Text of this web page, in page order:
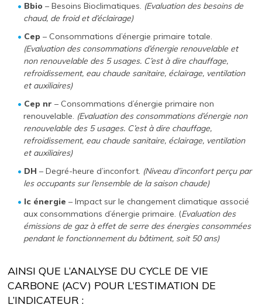
Bbio – Besoins Bioclimatiques. (Evaluation des besoins de
chaud, de froid et d’éclairage)
Cep – Consommations d’énergie primaire totale.
(Evaluation des consommations d’énergie renouvelable et
non renouvelable des 5 usages. C’est à dire chauffage,
refroidissement, eau chaude sanitaire, éclairage, ventilation
et auxiliaires)
Cep nr – Consommations d’énergie primaire non
renouvelable. (Evaluation des consommations d’énergie non
renouvelable des 5 usages. C’est à dire chauffage,
refroidissement, eau chaude sanitaire, éclairage, ventilation
et auxiliaires)
DH – Degré-heure d’inconfort. (Niveau d’inconfort perçu par
les occupants sur l’ensemble de la saison chaude)
Ic énergie – Impact sur le changement climatique associé
aux consommations d’énergie primaire. (Evaluation des
émissions de gaz à effet de serre des énergies consommées
pendant le fonctionnement du bâtiment, soit 50 ans)
AINSI QUE L’ANALYSE DU CYCLE DE VIE
CARBONE (ACV) POUR L’ESTIMATION DE
L’INDICATEUR :